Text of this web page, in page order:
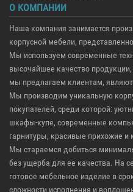
О КОМПАНИИ
Наша компания занимается
корпусной мебели,
Мы используем современные
высочайшее качество
мы предлагаем клиентам,
Мы производим уникальную
покупателей, среди которой:
шкафы-купе, современные
гарнитуры, красивые прихожие и
Мы стараемся добиться
без ущерба для ее качества. На
готовое мебельное изделие в
сложности исполнения и